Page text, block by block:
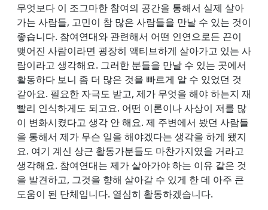
무엇보다 이 조그마한 참여의 공간을 통해서 실제 살아
가는 사람들, 고민이 참 많은 사람들을 만날 수 있는 것이
좋습니다. 참여연대와 관련해서 어떤 인연으로든 끈이
맺어진 사람이라면 굉장히 액티브하게 살아가고 있는 사
람이라고 생각해요. 그러한 분들을 만날 수 있는 곳에서
활동하다 보니 좀 더 많은 것을 빠르게 알 수 있었던 것
같아요. 필요한 자극도 받고, 제가 무엇을 해야 하는지 재
빨리 인식하게도 되고요. 어떤 이론이나 사상이 저를 많
이 변화시켰다고 생각 안 해요. 제 주변에서 봤던 사람들
을 통해서 제가 무슨 일을 해야겠다는 생각을 하게 됐지
요. 여기 계신 상근 활동가분들도 마찬가지였을 거라고
생각해요. 참여연대는 제가 살아가야 하는 이유 같은 것
을 발견하고, 그것을 향해 살아갈 수 있게 한 데 아주 큰
도움이 된 단체입니다. 열심히 활동하겠습니다.